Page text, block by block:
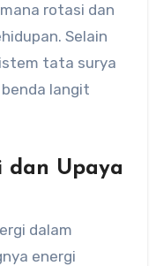
rotasi dan
Selain
tata surya
langit
dan Upaya
dalam
energi